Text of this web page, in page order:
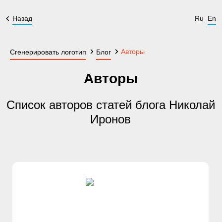
Назад Ru En
Сгенерировать логотип Блог Авторы
Авторы
Список авторов статей блога Николай
Иронов